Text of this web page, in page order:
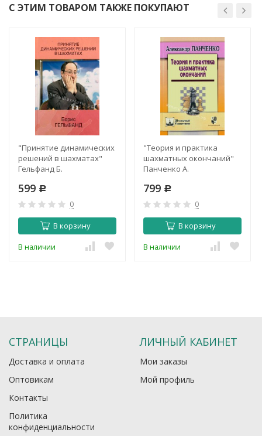
С ЭТИМ ТОВАРОМ ТАКЖЕ ПОКУПАЮТ
"Принятие динамических
решений в шахматах"
Гельфанд Б.
599 Р
0
В корзину
В наличии
"Теория и практика
шахматных окончаний"
Панченко А.
799 Р
0
В корзину
В наличии
СТРАНИЦЫ
Доставка и оплата
Оптовикам
Контакты
Политика
конфиденциальности
ЛИЧНЫЙ КАБИНЕТ
Мои заказы
Мой профиль